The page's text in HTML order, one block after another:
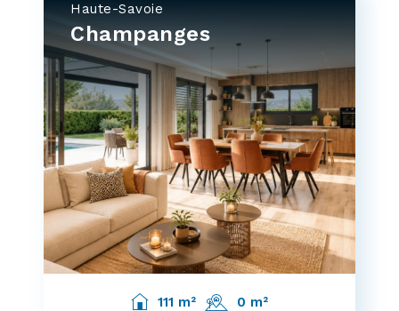
Haute-Savoie
Champanges
111 m² 0 m²